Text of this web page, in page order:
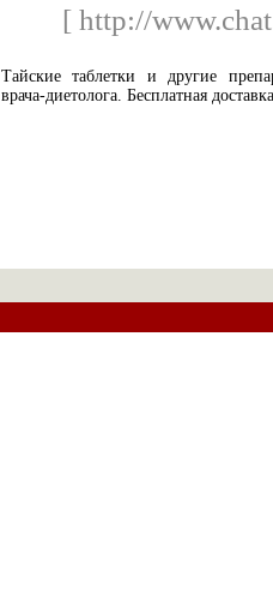
[ http://
Тайские таблетки и другие
врача-диетолога. Бесплатная